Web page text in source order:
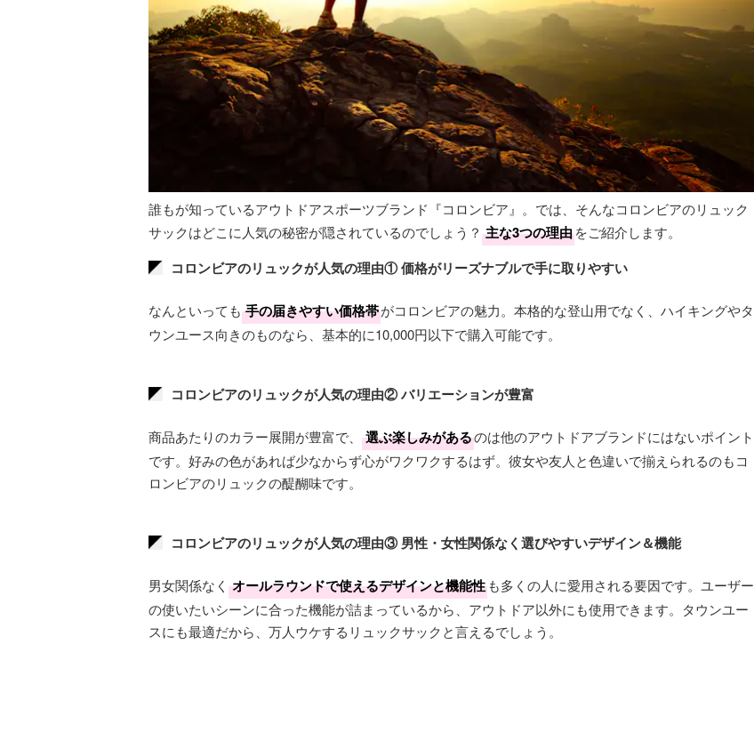
誰もが知っているアウトドアスポーツブランド『コロンビア』。では、そんなコロンビアのリュック
サックはどこに人気の秘密が隠されているのでしょう？ 主な3つの理由をご紹介します。
コロンビアのリュックが人気の理由① 価格がリーズナブルで手に取りやすい
なんといっても 手の届きやすい価格帯がコロンビアの魅力。本格的な登山用でなく、ハイキングやタ
ウンユース向きのものなら、基本的に10,000円以下で購入可能です。
コロンビアのリュックが人気の理由② バリエーションが豊富
商品あたりのカラー展開が豊富で、 選ぶ楽しみがあるのは他のアウトドアブランドにはないポイント
です。好みの色があれば少なからず心がワクワクするはず。彼女や友人と色違いで揃えられるのもコ
ロンビアのリュックの醍醐味です。
コロンビアのリュックが人気の理由③ 男性・女性関係なく選びやすいデザイン＆機能
男女関係なく オールラウンドで使えるデザインと機能性 も多くの人に愛用される要因です。ユーザー
の使いたいシーンに合った機能が詰まっているから、アウトドア以外にも使用できます。タウンユー
スにも最適だから、万人ウケするリュックサックと言えるでしょう。